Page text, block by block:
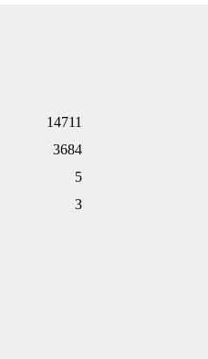
14711
3684
5
3